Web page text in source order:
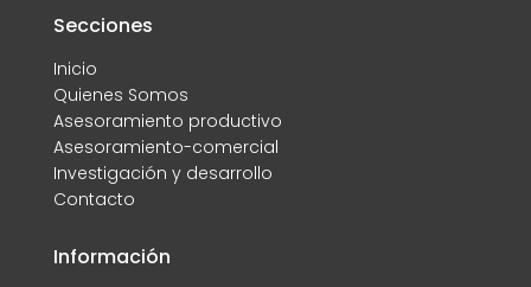
Secciones
Inicio
Quienes Somos
Asesoramiento productivo
Asesoramiento-comercial
Investigación y desarrollo
Contacto
Información